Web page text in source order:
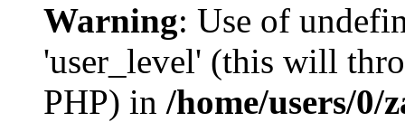
Warning: Use of
'user_level' (this will
PHP) in /home/users/0/